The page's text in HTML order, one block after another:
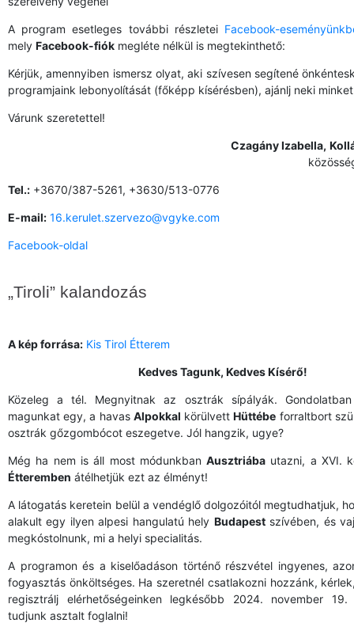
A program esetleges további részletei Facebook-
mely Facebook-fiók megléte nélkül is megtekinthető:
Kérjük, amennyiben ismersz olyat, aki szívesen segítené
programjaink lebonyolítását (főképp kísérésben), ajánlj neki
Várunk szeretettel!
Czagány Izabella,
Tel.: +3670/387-5261, +3630/513-0776
E-mail: 16.kerulet.szervezo@vgyke.com
Facebook-oldal
„Tiroli” kalandozás
A kép forrása: Kis Tirol Étterem
Kedves Tagunk, Kedves Kísérő!
Közeleg a tél. Megnyitnak az osztrák sípályák.
magunkat egy, a havas Alpokkal körülvettHüttébe forraltbort
osztrák gőzgombócot eszegetve. Jól hangzik, ugye?
Még ha nem is áll most módunkbanAusztriába utazni, a XVI.
Étteremben átélhetjük ezt az élményt!
A látogatás keretein belül a vendéglő dolgozóitól megtudhatjuk,
alakult egy ilyen alpesi hangulatú hely Budapestszívében, és
megkóstolnunk, mi a helyi specialitás.
A programon és a kiselőadáson történő részvétel ingyenes,
fogyasztás önköltséges. Ha szeretnél csatlakozni hozzánk,
regisztrálj elérhetőségeinken legkésőbb 2024. november
tudjunk asztalt foglalni!